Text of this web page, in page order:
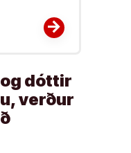
arrow_forward
dóttir
verður